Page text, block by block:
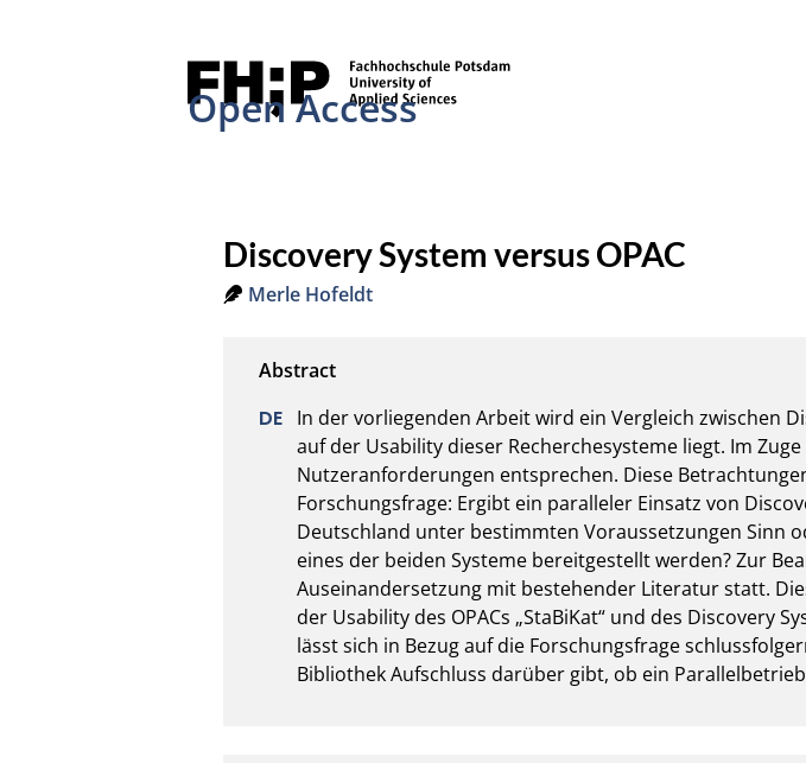
Open Access
Discovery System versus OPAC
Merle Hofeldt
In der vorliegenden Arbeit wird ein Vergleich zwischen
auf der Usability dieser Recherchesysteme liegt. Im
Nutzeranforderungen entsprechen. Diese
Forschungsfrage: Ergibt ein paralleler Einsatz von
Deutschland unter bestimmten Voraussetzungen Sinn
eines der beiden Systeme bereitgestellt werden? Zur
Auseinandersetzung mit bestehender Literatur statt.
der Usability des OPACs „StaBiKat“ und des Discovery
lässt sich in Bezug auf die Forschungsfrage
Bibliothek Aufschluss darüber gibt, ob ein Parallelbetrieb